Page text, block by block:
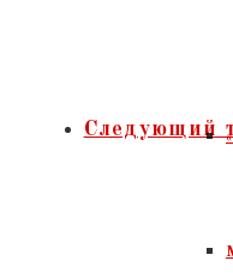
Следующий